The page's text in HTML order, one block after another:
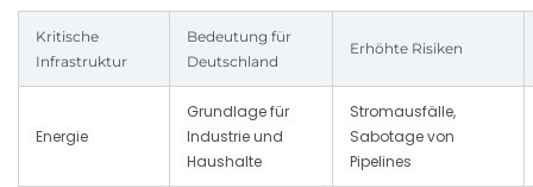
Kritische
Infrastruktur
Bedeutung für
Deutschland
Erhöhte Risiken
Energie
Grundlage für
Industrie und
Haushalte
Stromausfälle,
Sabotage von
Pipelines